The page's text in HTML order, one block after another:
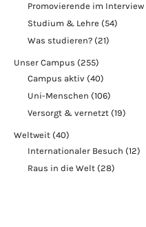
Promovierende im Interview
Studium & Lehre (54)
Was studieren? (21)
Unser Campus (255)
Campus aktiv (40)
Uni-Menschen (106)
Versorgt & vernetzt (19)
Weltweit (40)
Internationaler Besuch (12)
Raus in die Welt (28)